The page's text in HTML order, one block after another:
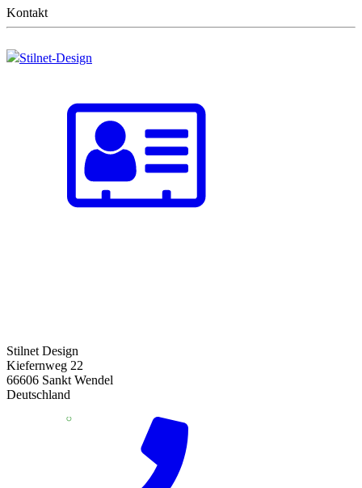
Kontakt
Stilnet-Design
Stilnet Design
Kiefernweg 22
66606 Sankt Wendel
Deutschland